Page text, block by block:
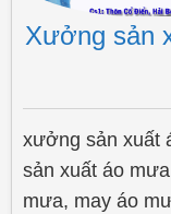
Xưởng sản
xưởng sản xuất
sản xuất áo
mưa, may áo